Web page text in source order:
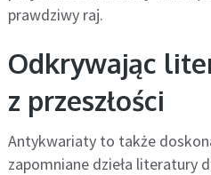
prawdziwy raj.
Odkrywając
z przeszłości
Antykwariaty to także
zapomniane dzieła literatury